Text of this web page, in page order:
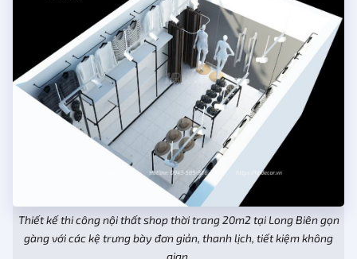
Thiết kế thi công nội thất shop thời trang 20m2 tại Long Biên gọn
gàng với các kệ trưng bày đơn giản, thanh lịch, tiết kiệm không